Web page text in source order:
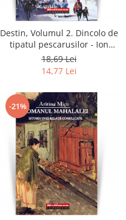
Destin, Volumul 2. Dincolo de
tipatul pescarusilor - Ion
Saimac
18,69 Lei
14,77 Lei
-21%